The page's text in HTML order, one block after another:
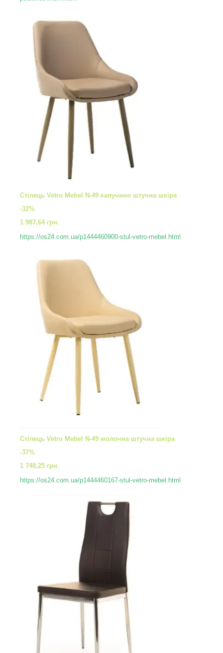
Стілець Vetro Mebel N-49 капучино штучна шкіра
-32%
1 987,64 грн.
https://os24.com.ua/p1444460900-stul-vetro-mebel.html
Стілець Vetro Mebel N-49 молочна штучна шкіра
-37%
1 748,25 грн.
https://os24.com.ua/p1444460167-stul-vetro-mebel.html